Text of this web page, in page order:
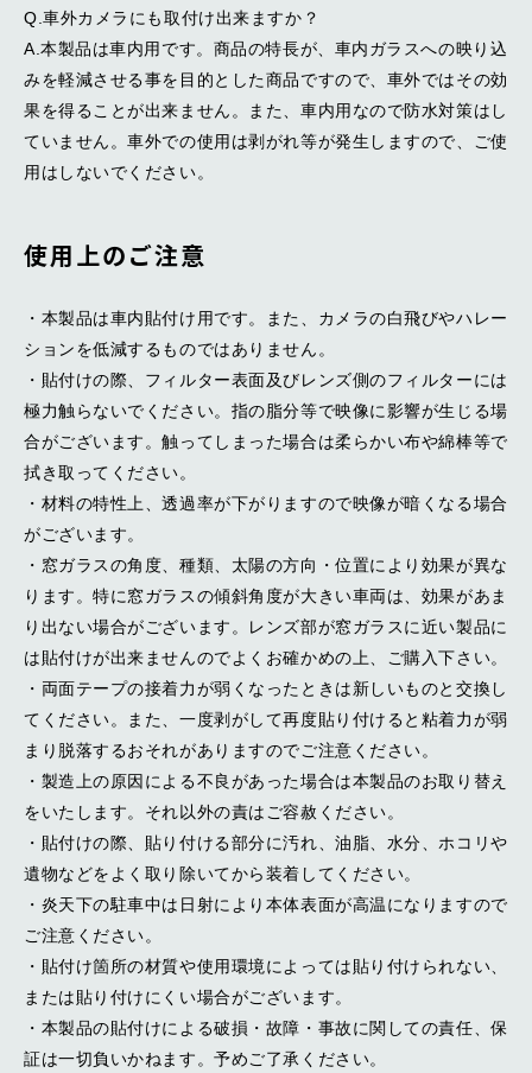
Q.車外カメラにも取付け出来ますか？
A.本製品は車内用です。商品の特長が、車内ガラスへの映り込
みを軽減させる事を目的とした商品ですので、車外ではその効
果を得ることが出来ません。また、車内用なので防水対策はし
ていません。車外での使用は剥がれ等が発生しますので、ご使
用はしないでください。
使用上のご注意
・本製品は車内貼付け用です。また、カメラの白飛びやハレー
ションを低減するものではありません。
・貼付けの際、フィルター表面及びレンズ側のフィルターには
極力触らないでください。指の脂分等で映像に影響が生じる場
合がございます。触ってしまった場合は柔らかい布や綿棒等で
拭き取ってください。
・材料の特性上、透過率が下がりますので映像が暗くなる場合
がございます。
・窓ガラスの角度、種類、太陽の方向・位置により効果が異な
ります。特に窓ガラスの傾斜角度が大きい車両は、効果があま
り出ない場合がございます。レンズ部が窓ガラスに近い製品に
は貼付けが出来ませんのでよくお確かめの上、ご購入下さい。
・両面テープの接着力が弱くなったときは新しいものと交換し
てください。また、一度剥がして再度貼り付けると粘着力が弱
まり脱落するおそれがありますのでご注意ください。
・製造上の原因による不良があった場合は本製品のお取り替え
をいたします。それ以外の責はご容赦ください。
・貼付けの際、貼り付ける部分に汚れ、油脂、水分、ホコリや
遺物などをよく取り除いてから装着してください。
・炎天下の駐車中は日射により本体表面が高温になりますので
ご注意ください。
・貼付け箇所の材質や使用環境によっては貼り付けられない、
または貼り付けにくい場合がございます。
・本製品の貼付けによる破損・故障・事故に関しての責任、保
証は一切負いかねます。予めご了承ください。